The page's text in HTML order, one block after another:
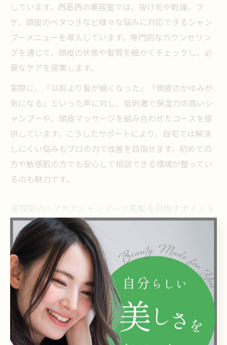
しています。西葛西の美容室では、抜け毛や乾燥、フ
ケ、頭皮のベタつきなど様々な悩みに対応できるシャン
プーメニューを導入しています。専門的なカウンセリン
グを通じて、頭皮の状態や髪質を細かくチェックし、必
要なケアを提案します。
実際に、「以前より髪が細くなった」「頭皮のかゆみが
気になる」といった声に対し、低刺激で保湿力の高いシ
ャンプーや、頭皮マッサージを組み合わせたコースを提
供しています。こうしたサポートにより、自宅では解決
しにくい悩みもプロの力で改善を目指せます。初めての
方や敏感肌の方でも安心して相談できる環境が整ってい
るのも魅力です。
美容室のヘアケアシャンプーで美髪を目指すポイント
美髪を手に入れるためには、美容室でのシャンプー体験
を活用することが大切です。西葛西の美容室では、髪の
ツヤや手触りを重視したヘアケアメニューが充実してお
り、プロの技術による洗髪で毛穴の汚れや余分な皮脂を
すっきり落とします。さらに、ダメージを受けた髪には
専用トリートメントや補修成分入りのシャンプーを使用
します。
具体的には、シャンプー時の指の動きや水温、洗い流し